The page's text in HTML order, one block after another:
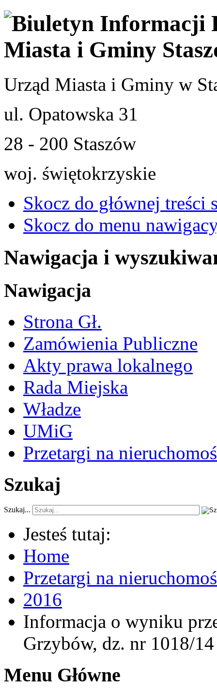
Urząd Miasta i Gminy w
ul. Opatowska 31
28 - 200 Staszów
woj. świętokrzyskie
Skocz do głównej treści
Skocz do menu
Nawigacja i
Nawigacja
Strona Gł.
Zamówienia Publiczne
Akty prawa lokalnego
Rada Miejska
Władze
UMiG
Przetargi na
Szukaj
Szukaj...
Jesteś tutaj:
Home
Przetargi na
2016
Informacja o wyniku
Grzybów, dz. nr 1018/14
Menu Główne